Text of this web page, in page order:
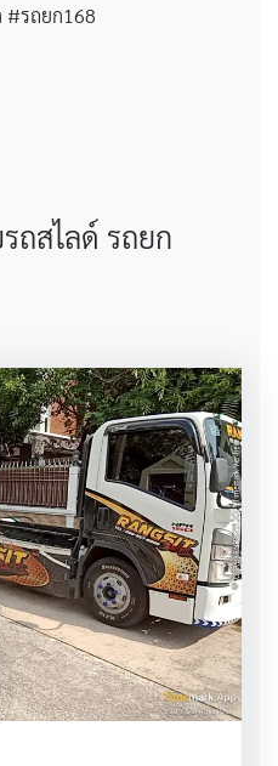
#รถยก168
ถสไลด์ รถยก